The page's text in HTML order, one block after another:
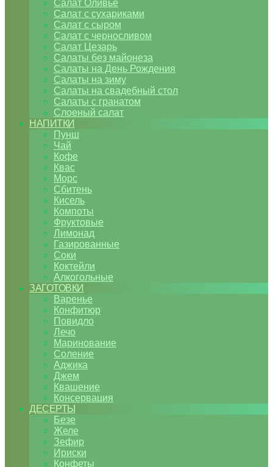
Салат Оливье
Салат с сухариками
Салат с сыром
Салат с черносливом
Салат Цезарь
Салаты без майонеза
Салаты на День Рождения
Салаты на зиму
Салаты на свадебный стол
Салаты с гранатом
Слоеный салат
НАПИТКИ
Пунш
Чай
Кофе
Квас
Морс
Сбитень
Кисель
Компоты
Фруктовые
Лимонад
Газированные
Соки
Коктейли
Алкогольные
ЗАГОТОВКИ
Варенье
Конфитюр
Повидло
Лечо
Маринование
Соление
Аджика
Джем
Квашение
Консервация
ДЕСЕРТЫ
Безе
Желе
Зефир
Ириски
Конфеты